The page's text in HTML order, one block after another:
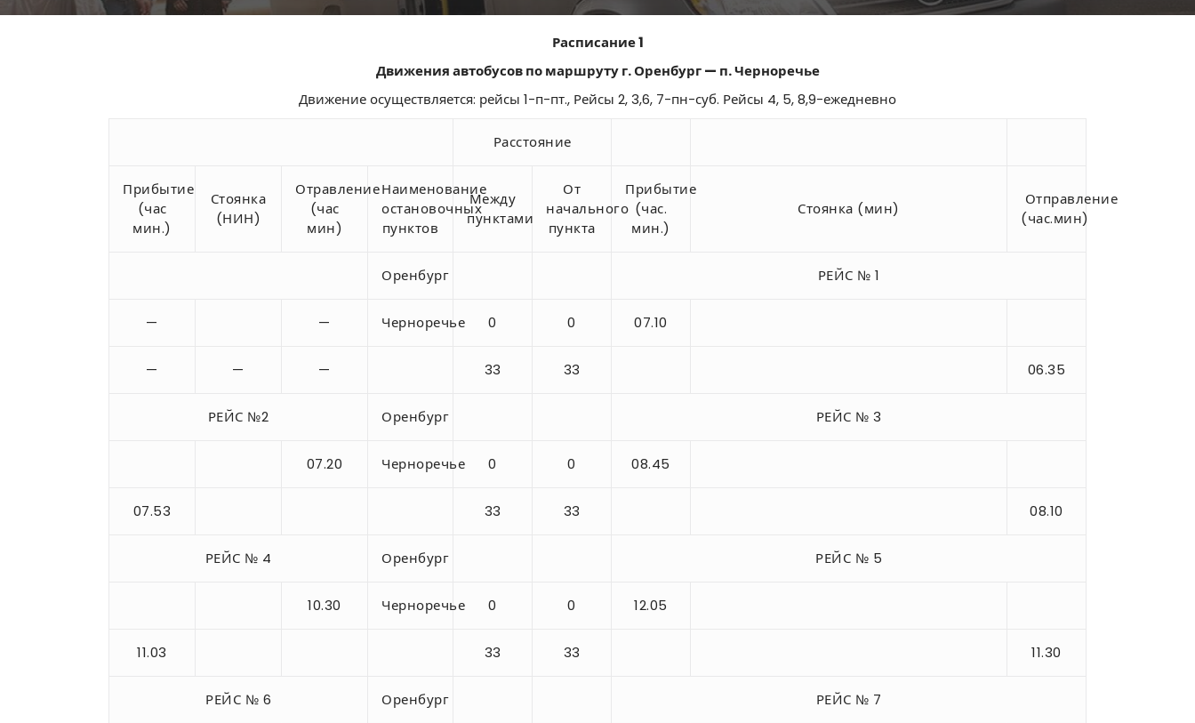
Расписание 1
Движения автобусов по маршруту г. Оренбург — п. Черноречье
Движение осуществляется: рейсы 1-п-пт., Рейсы 2, 3,6, 7-пн-суб. Рейсы 4, 5, 8,9-ежедневно
Расстояние
Прибытие
(час
мин.)
Стоянка
(НИН)
Отравление
(час
мин)
Наименование
остановочных
пунктов
Между
пунктами
От
начального
пункта
Прибытие
(час.
мин.)
Стоянка (мин)
Отправление
(час.мин)
Оренбург РЕЙС № 1
— — Черноречье 0 0 07.10
— — — 33 33 06.35
РЕЙС №2 Оренбург РЕЙС № 3
07.20 Черноречье 0 0 08.45
07.53 33 33 08.10
РЕЙС № 4 Оренбург РЕЙС № 5
10.30 Черноречье 0 0 12.05
11.03 33 33 11.30
РЕЙС № 6 Оренбург РЕЙС № 7